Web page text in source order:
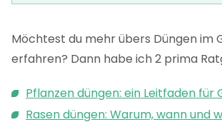
Möchtest du mehr übers Düngen im
erfahren? Dann habe ich 2 prima
Pflanzen düngen: ein Leitfaden für
Rasen düngen: Warum, wann und